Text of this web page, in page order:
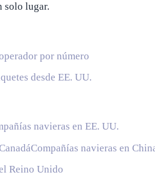
solo lugar.
por número
desde EE. UU.
navieras en EE. UU.
Compañías navieras en
Reino Unido